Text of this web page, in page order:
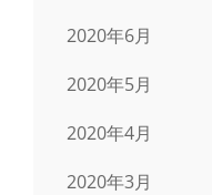
2020年6月
2020年5月
2020年4月
2020年3月